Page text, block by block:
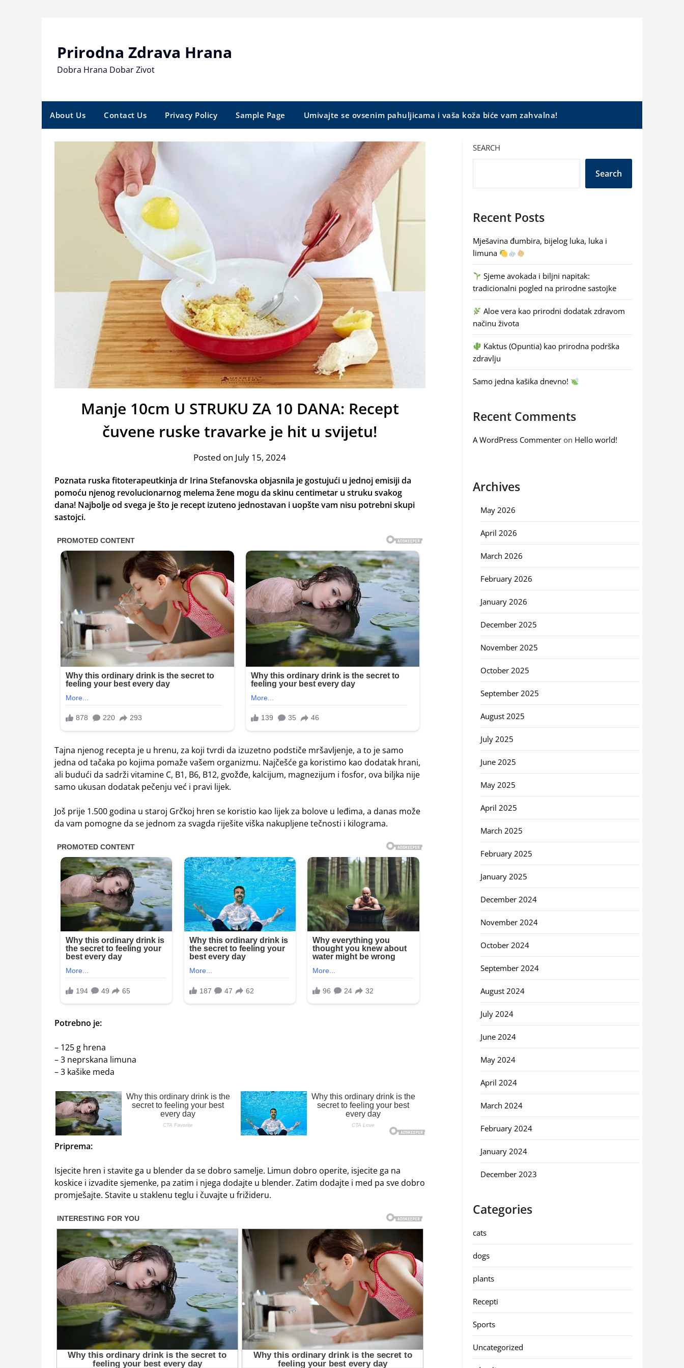
Prirodna Zdrava Hrana
Dobra Hrana Dobar Zivot
About Us Contact Us Privacy Policy Sample Page Umivajte se ovsenim pahuljicama i vaša koža biće vam zahvalna!
Manje 10cm U STRUKU ZA 10 DANA: Recept
čuvene ruske travarke je hit u svijetu!
Posted on July 15, 2024
Poznata ruska fitoterapeutkinja dr Irina Stefanovska objasnila je gostujući u jednoj emisiji da
pomoću njenog revolucionarnog melema žene mogu da skinu centimetar u struku svakog
dana! Najbolje od svega je što je recept izuteno jednostavan i uopšte vam nisu potrebni skupi
sastojci.
Tajna njenog recepta je u hrenu, za koji tvrdi da izuzetno podstiče mršavljenje, a to je samo
jedna od tačaka po kojima pomaže vašem organizmu. Najčešće ga koristimo kao dodatak hrani,
ali budući da sadrži vitamine C, B1, B6, B12, gvožđe, kalcijum, magnezijum i fosfor, ova biljka nije
samo ukusan dodatak pečenju već i pravi lijek.
Još prije 1.500 godina u staroj Grčkoj hren se koristio kao lijek za bolove u leđima, a danas može
da vam pomogne da se jednom za svagda riješite viška nakupljene tečnosti i kilograma.
Potrebno je:
– 125 g hrena
– 3 neprskana limuna
– 3 kašike meda
Priprema:
Isjecite hren i stavite ga u blender da se dobro samelje. Limun dobro operite, isjecite ga na
koskice i izvadite sjemenke, pa zatim i njega dodajte u blender. Zatim dodajte i med pa sve dobro
promješajte. Stavite u staklenu teglu i čuvajte u frižideru.
SEARCH
Search
Recent Posts
Mješavina đumbira, bijelog luka, luka i
limuna
Sjeme avokada i biljni napitak:
tradicionalni pogled na prirodne sastojke
Aloe vera kao prirodni dodatak zdravom
načinu života
Kaktus (Opuntia) kao prirodna podrška
zdravlju
Samo jedna kašika dnevno!
Recent Comments
A WordPress Commenteron Hello world!
Archives
May 2026
April 2026
March 2026
February 2026
January 2026
December 2025
November 2025
October 2025
September 2025
August 2025
July 2025
June 2025
May 2025
April 2025
March 2025
February 2025
January 2025
December 2024
November 2024
October 2024
September 2024
August 2024
July 2024
June 2024
May 2024
April 2024
March 2024
February 2024
January 2024
December 2023
Categories
cats
dogs
plants
Recepti
Sports
Uncategorized